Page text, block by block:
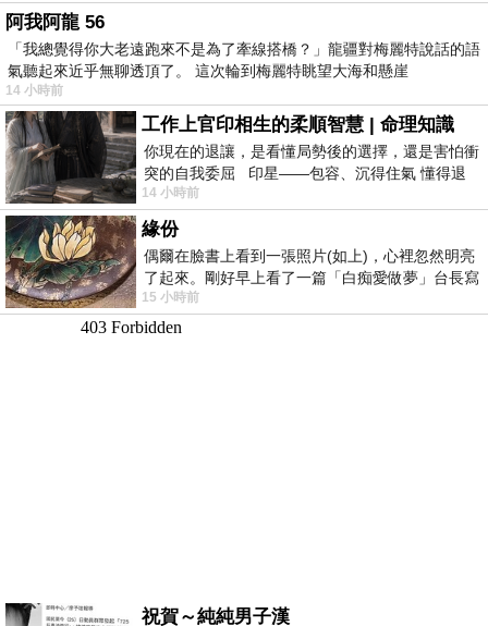
阿我阿龍 56
「我總覺得你大老遠跑來不是為了牽線搭橋？」龍疆對梅麗特說話的語
氣聽起來近乎無聊透頂了。 這次輪到梅麗特眺望大海和懸崖
14 小時前
工作上官印相生的柔順智慧 | 命理知識
你現在的退讓，是看懂局勢後的選擇，還是害怕衝
突的自我委屈 印星——包容、沉得住氣 懂得退
一步觀察，不會
14 小時前
緣份
偶爾在臉書上看到一張照片(如上)，心裡忽然明亮
了起來。剛好早上看了一篇「白痴愛做夢」台長寫
的貼文，在回顧年輕時瘋狂愛上
15 小時前
祝賀～純純男子漢